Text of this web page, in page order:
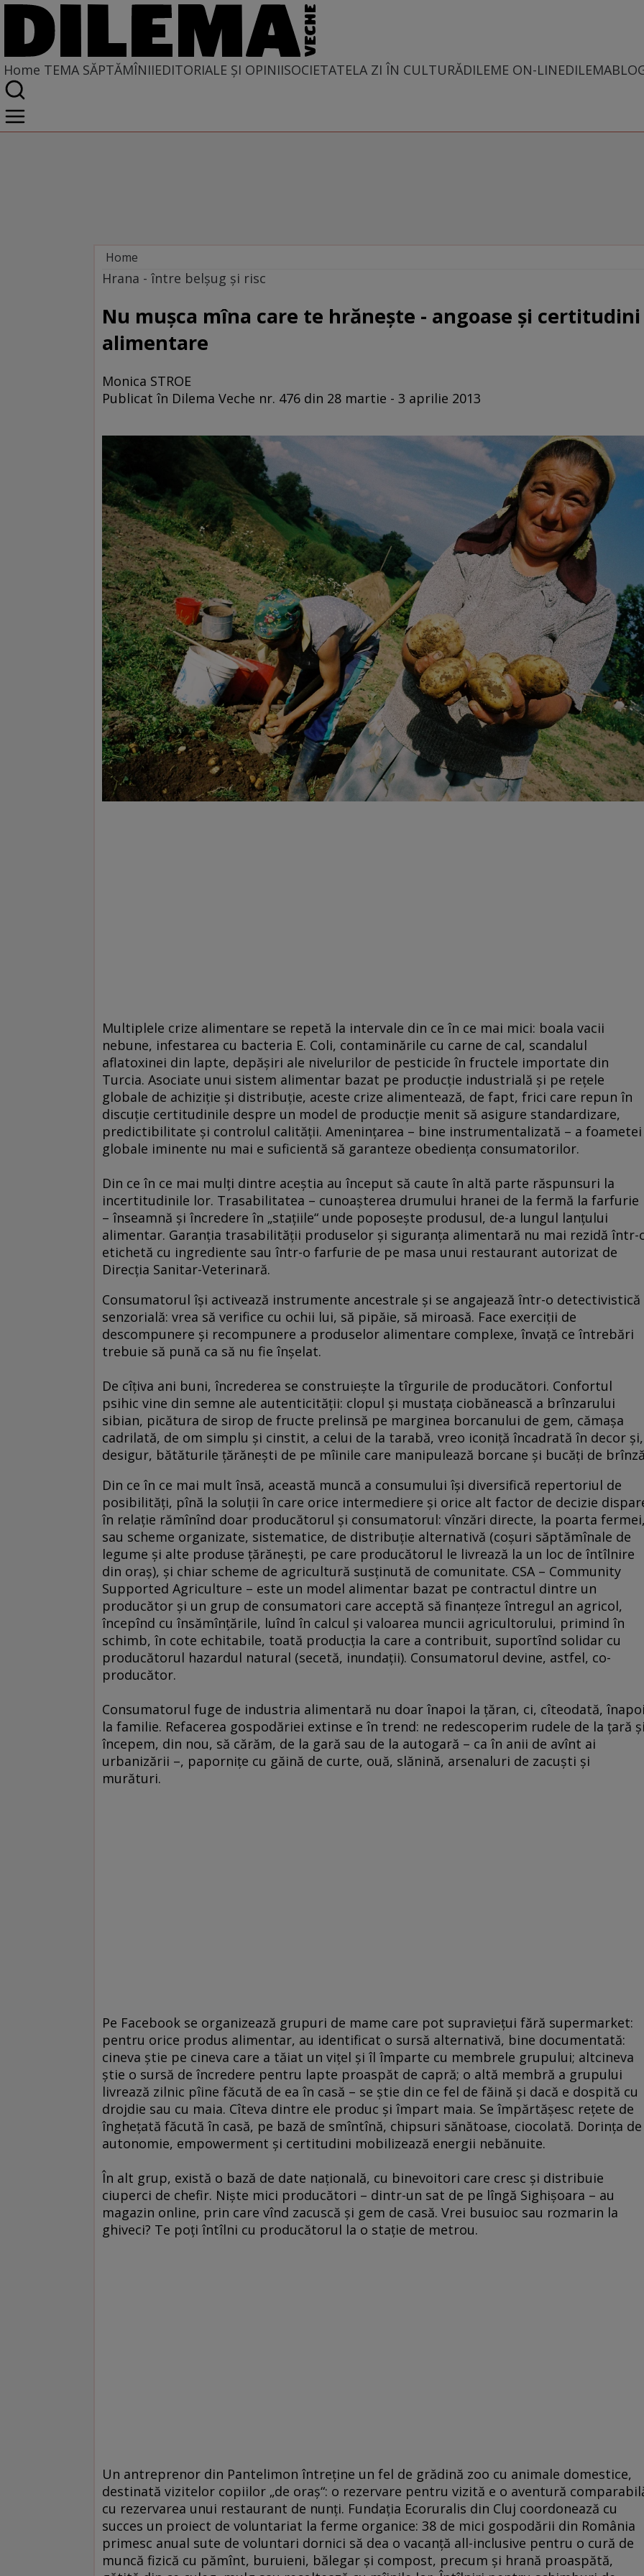
Home TEMA SĂPTĂMÎNIIEDITORIALE ȘI OPINIISOCIETATELA ZI ÎN CULTURĂDILEME ON-LINE
Home
Tema săptămînii
Hrana - între belşug şi risc
Nu muşca mîna care te hrăneşte - angoase şi certitudini
alimentare
Monica STROE
Publicat în Dilema Veche nr. 476 din 28 martie - 3 aprilie 2013
Multiplele crize alimentare se repetă la intervale din ce în ce mai mici: boala vacii
nebune, infestarea cu bacteria E. Coli, contaminările cu carne de cal, scandalul
aflatoxinei din lapte, depăşiri ale nivelurilor de pesticide în fructele importate din
Turcia. Asociate unui sistem alimentar bazat pe producţie industrială şi pe reţele
globale de achiziţie şi distribuţie, aceste crize alimentează, de fapt, frici care repun în
discuţie certitudinile despre un model de producţie menit să asigure standardizare,
predictibilitate şi controlul calităţii. Ameninţarea – bine instrumentalizată – a foametei
globale iminente nu mai e suficientă să garanteze obedienţa consumatorilor.
Din ce în ce mai mulţi dintre aceştia au început să caute în altă parte răspunsuri la
incertitudinile lor. Trasabilitatea – cunoaşterea drumului hranei de la fermă la farfurie
– înseamnă şi încredere în „staţiile“ unde poposeşte produsul, de-a lungul lanţului
alimentar. Garanţia trasabilităţii produselor şi siguranţa alimentară nu mai rezidă într-
etichetă cu ingrediente sau într-o farfurie de pe masa unui restaurant autorizat de
Direcţia Sanitar-Veterinară.
Consumatorul îşi activează instrumente ancestrale şi se angajează într-o detectivistică
senzorială: vrea să verifice cu ochii lui, să pipăie, să miroasă. Face exerciţii de
descompunere şi recompunere a produselor alimentare complexe, învaţă ce întrebări
trebuie să pună ca să nu fie înşelat.
De cîţiva ani buni, încrederea se construieşte la tîrgurile de producători. Confortul
psihic vine din semne ale autenticităţii: clopul şi mustaţa ciobănească a brînzarului
sibian, picătura de sirop de fructe prelinsă pe marginea borcanului de gem, cămaşa
cadrilată, de om simplu şi cinstit, a celui de la tarabă, vreo iconiţă încadrată în decor şi,
desigur, bătăturile ţărăneşti de pe mîinile care manipulează borcane şi bucăţi de
Din ce în ce mai mult însă, această muncă a consumului îşi diversifică repertoriul de
posibilităţi, pînă la soluţii în care orice intermediere şi orice alt factor de decizie
în relaţie rămînînd doar producătorul şi consumatorul: vînzări directe, la poarta
sau scheme organizate, sistematice, de distribuţie alternativă (coşuri săptămînale de
legume şi alte produse ţărăneşti, pe care producătorul le livrează la un loc de întîlnire
din oraş), şi chiar scheme de agricultură susţinută de comunitate. CSA – Community
Supported Agriculture – este un model alimentar bazat pe contractul dintre un
producător şi un grup de consumatori care acceptă să finanţeze întregul an agricol,
începînd cu însămînţările, luînd în calcul şi valoarea muncii agricultorului, primind în
schimb, în cote echitabile, toată producţia la care a contribuit, suportînd solidar cu
producătorul hazardul natural (secetă, inundaţii). Consumatorul devine, astfel, co-
producător.
Consumatorul fuge de industria alimentară nu doar înapoi la ţăran, ci, cîteodată,
la familie. Refacerea gospodăriei extinse e în trend: ne redescoperim rudele de la ţară
începem, din nou, să cărăm, de la gară sau de la autogară – ca în anii de avînt ai
urbanizării –, paporniţe cu găină de curte, ouă, slănină, arsenaluri de zacuşti şi
murături.
Pe Facebook se organizează grupuri de mame care pot supravieţui fără supermarket:
pentru orice produs alimentar, au identificat o sursă alternativă, bine documentată:
cineva ştie pe cineva care a tăiat un viţel şi îl împarte cu membrele grupului; altcineva
ştie o sursă de încredere pentru lapte proaspăt de capră; o altă membră a grupului
livrează zilnic pîine făcută de ea în casă – se ştie din ce fel de făină şi dacă e dospită cu
drojdie sau cu maia. Cîteva dintre ele produc şi împart maia. Se împărtăşesc reţete de
îngheţată făcută în casă, pe bază de smîntînă, chipsuri sănătoase, ciocolată. Dorinţa de
autonomie, empowerment şi certitudini mobilizează energii nebănuite.
În alt grup, există o bază de date naţională, cu binevoitori care cresc şi distribuie
ciuperci de chefir. Nişte mici producători – dintr-un sat de pe lîngă Sighişoara – au
magazin online, prin care vînd zacuscă şi gem de casă. Vrei busuioc sau rozmarin la
ghiveci? Te poţi întîlni cu producătorul la o staţie de metrou.
Un antreprenor din Pantelimon întreţine un fel de grădină zoo cu animale domestice,
destinată vizitelor copiilor „de oraş“: o rezervare pentru vizită e o aventură
cu rezervarea unui restaurant de nunţi. Fundaţia Ecoruralis din Cluj coordonează cu
succes un proiect de voluntariat la ferme organice: 38 de mici gospodării din România
primesc anual sute de voluntari dornici să dea o vacanţă all-inclusive pentru o cură de
muncă fizică cu pămînt, buruieni, bălegar şi compost, precum şi hrană proaspătă,